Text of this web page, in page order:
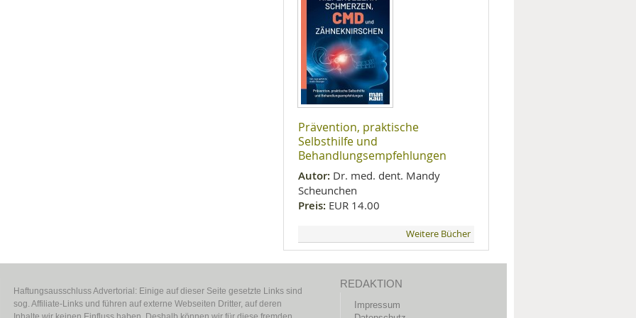
Prävention, praktische
Selbsthilfe und
Behandlungsempfehlungen
Autor: Dr. med. dent. Mandy
Scheunchen
Preis: EUR 14.00
Weitere Bücher
Haftungsausschluss Advertorial: Einige auf dieser Seite gesetzte Links sind
sog. Affiliate-Links und führen auf externe Webseiten Dritter, auf deren
REDAKTION
Impressum